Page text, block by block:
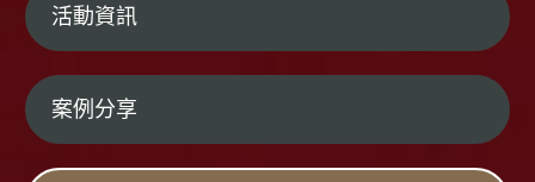
活動資訊
案例分享